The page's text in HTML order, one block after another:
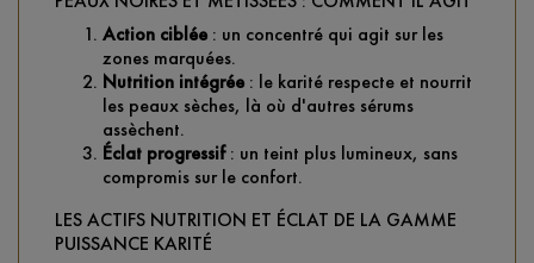
Action ciblée : un concentré qui agit sur les
zones marquées.
Nutrition intégrée : le karité respecte et nourrit
les peaux sèches, là où d'autres sérums
assèchent.
Éclat progressif: un teint plus lumineux, sans
compromis sur le confort.
LES ACTIFS NUTRITION ET ÉCLAT DE LA GAMME
PUISSANCE KARITÉ